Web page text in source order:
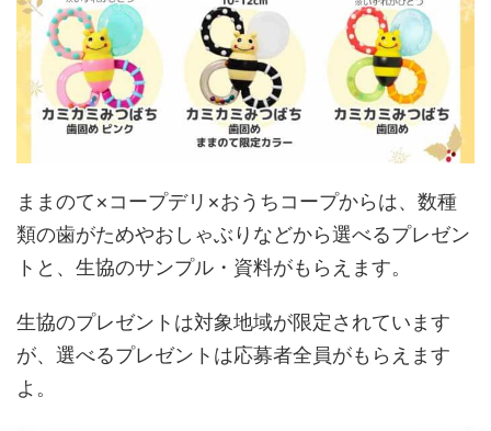
ままのて×コープデリ×おうちコープからは、数種
類の歯がためやおしゃぶりなどから選べるプレゼン
トと、生協のサンプル・資料がもらえます。
生協のプレゼントは対象地域が限定されています
が、選べるプレゼントは応募者全員がもらえます
よ。